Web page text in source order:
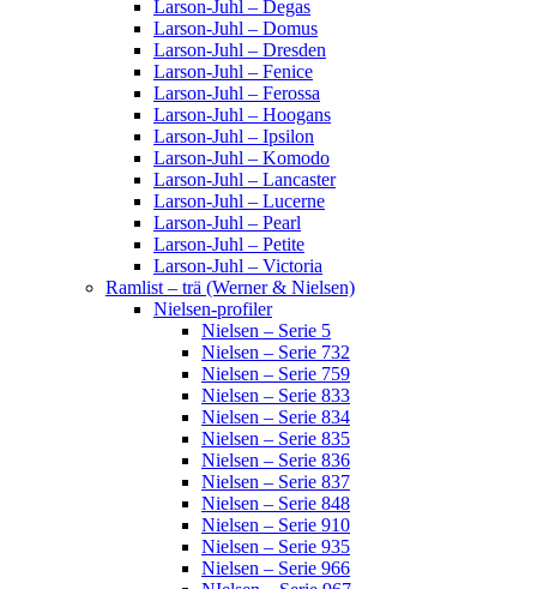
Larson-Juhl – Degas
Larson-Juhl – Domus
Larson-Juhl – Dresden
Larson-Juhl – Fenice
Larson-Juhl – Ferossa
Larson-Juhl – Hoogans
Larson-Juhl – Ipsilon
Larson-Juhl – Komodo
Larson-Juhl – Lancaster
Larson-Juhl – Lucerne
Larson-Juhl – Pearl
Larson-Juhl – Petite
Larson-Juhl – Victoria
Ramlist – trä (Werner & Nielsen)
Nielsen-profiler
Nielsen – Serie 5
Nielsen – Serie 732
Nielsen – Serie 759
Nielsen – Serie 833
Nielsen – Serie 834
Nielsen – Serie 835
Nielsen – Serie 836
Nielsen – Serie 837
Nielsen – Serie 848
Nielsen – Serie 910
Nielsen – Serie 935
Nielsen – Serie 966